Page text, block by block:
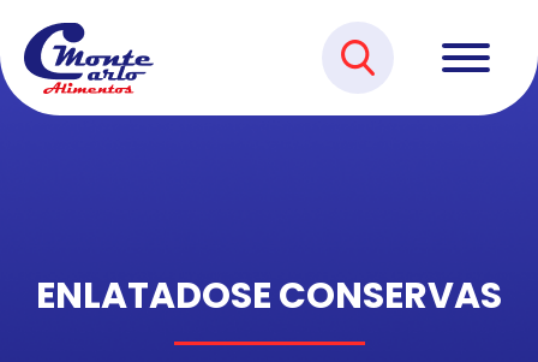
ENLATADOSE CONSERVAS